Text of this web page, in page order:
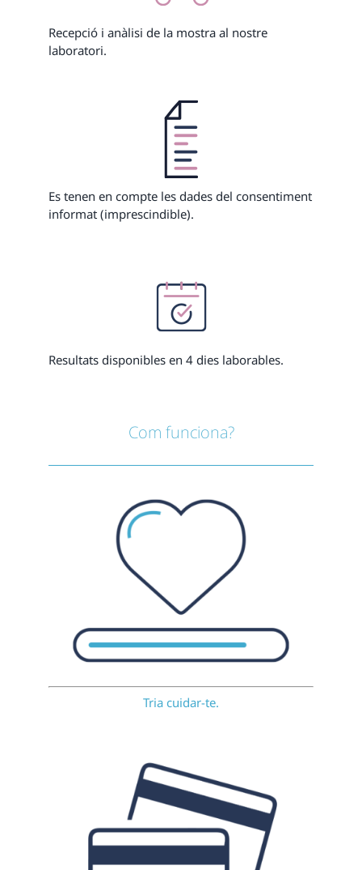
Recepció i anàlisi de la mostra al nostre
laboratori.
Es tenen en compte les dades del consentiment
informat (imprescindible).
Resultats disponibles en 4 dies laborables.
Com funciona?
Tria cuidar-te.